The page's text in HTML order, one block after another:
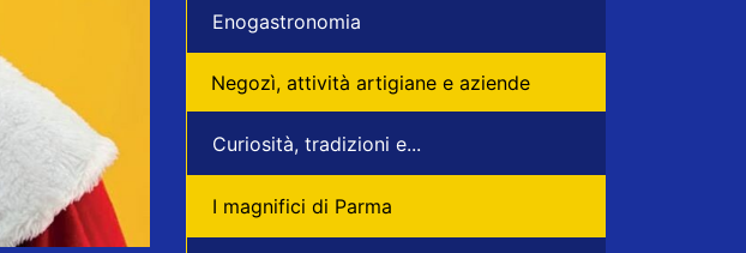
Enogastronomia
Negozì, attività artigiane e aziende
Curiosità, tradizioni e...
I magnifici di Parma